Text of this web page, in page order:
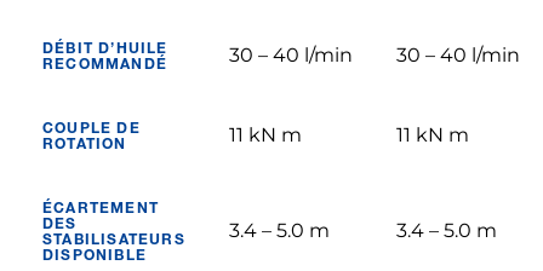
DÉBIT D’HUILE
RECOMMANDÉ
30 – 40 l/min 30 – 40 l/min
COUPLE DE
ROTATION
11 kN m 11 kN m
ÉCARTEMENT
DES
STABILISATEURS
DISPONIBLE
3.4 – 5.0 m 3.4 – 5.0 m